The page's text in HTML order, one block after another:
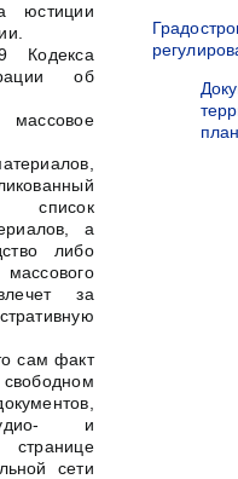
юстиции
Кодекса
об
а
либо
за
сам факт
и
сети